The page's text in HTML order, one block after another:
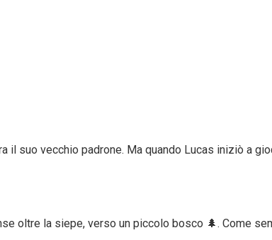
suo vecchio padrone. Ma quando Lucas iniziò a
oltre la siepe, verso un piccolo bosco 🌲. Come